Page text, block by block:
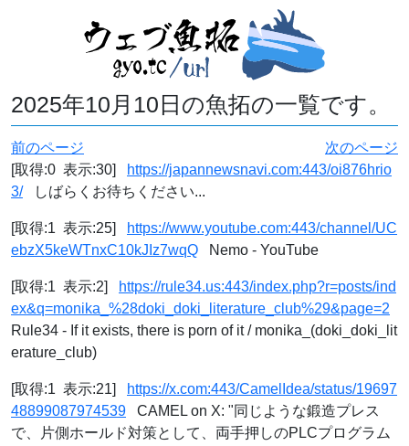
2025年10月10日の魚拓の一覧です。
前のページ
次のページ
[取得:0 表示:30]
https://japannewsnavi.com:443/oi876hrio
3/しばらくお待ちください...
[取得:1 表示:25]
https://www.youtube.com:443/channel/UC
ebzX5keWTnxC10kJIz7wqQ Nemo - YouTube
[取得:1 表示:2]
https://rule34.us:443/index.php?r=posts/ind
ex&q=monika_%28doki_doki_literature_club%29&page=2
Rule34 - If it exists, there is porn of it / monika_(doki_doki_lit
erature_club)
[取得:1 表示:21]
https://x.com:443/CamelIdea/status/19697
48899087974539 CAMEL on X: "同じような鍛造プレス
で、片側ホールド対策として、両手押しのPLCプログラム